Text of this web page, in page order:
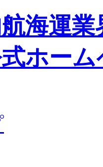
海運
ホー